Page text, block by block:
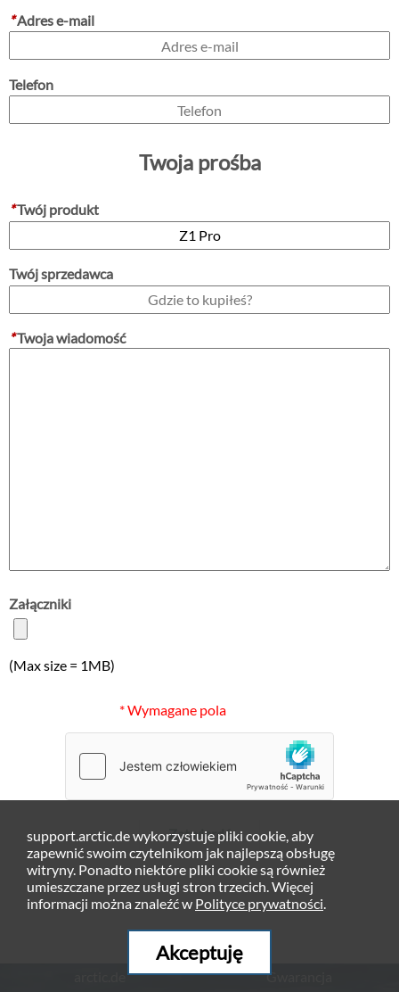
*Adres e-mail
Telefon
Twoja prośba
*Twój produkt
Twój sprzedawca
*Twoja wiadomość
Załączniki
(Max size = 1MB)
* Wymagane pola
Zatwierdź
Gwarancja
support.arctic.de wykorzystuje pliki cookie, aby
zapewnić swoim czytelnikom jak najlepszą obsługę
witryny. Ponadto niektóre pliki cookie są również
umieszczane przez usługi stron trzecich. Więcej
informacji można znaleźć w Polityce prywatności.
Akceptuję